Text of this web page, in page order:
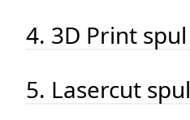
4. 3D Print spul
5. Lasercut spul